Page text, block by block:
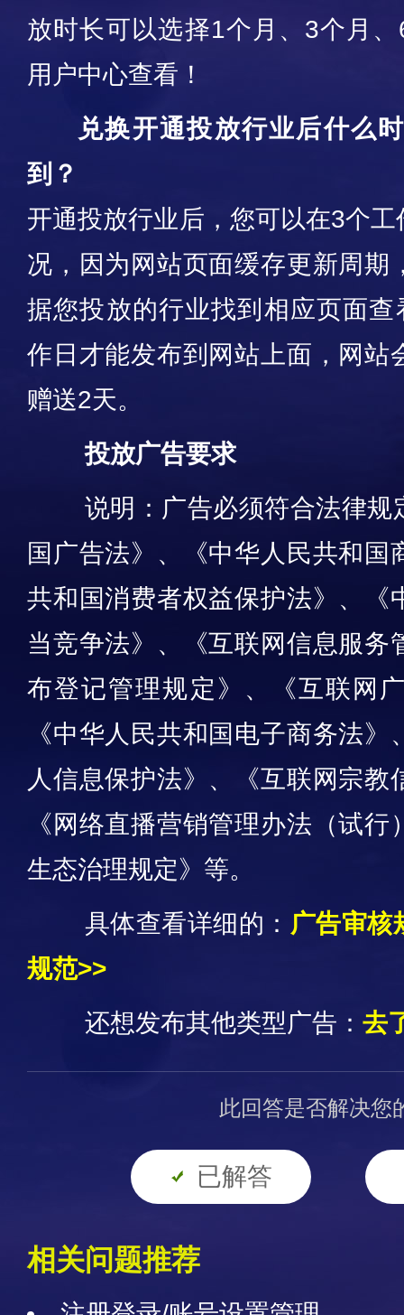
放时长可以选择1个月、3个月
用户中心查看！
兑换开通投放行业后什么
到？
开通投放行业后，您可以在3个
况，因为网站页面缓存更新周期
据您投放的行业找到相应页面
作日才能发布到网站上面，网站
赠送2天。
投放广告要求
说明：广告必须符合法律规
国广告法》、《中华人民共和国
共和国消费者权益保护法》、《
当竞争法》、《互联网信息服务
布登记管理规定》、《互联网
《中华人民共和国电子商务法
人信息保护法》、《互联网宗教
《网络直播营销管理办法（试
生态治理规定》等。
具体查看详细的： 广告审核
规范>>
还想发布其他类型广告： 去
此回答是否解决您
已解答
相关问题推荐